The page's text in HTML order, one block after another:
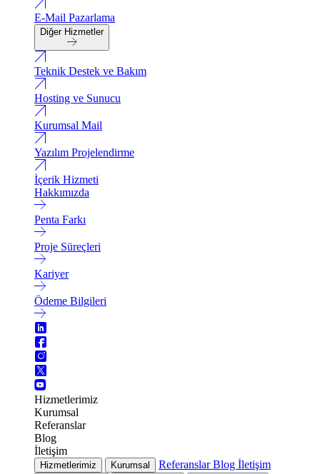
E-Mail Pazarlama
Diğer Hizmetler
Teknik Destek ve Bakım
Hosting ve Sunucu
Kurumsal Mail
Yazılım Projelendirme
İçerik Hizmeti
Hakkımızda
Penta Farkı
Proje Süreçleri
Kariyer
Ödeme Bilgileri
Hizmetlerimiz
Kurumsal
Referanslar
Blog
İletişim
Hizmetlerimiz Kurumsal ReferanslarBlog İletişim